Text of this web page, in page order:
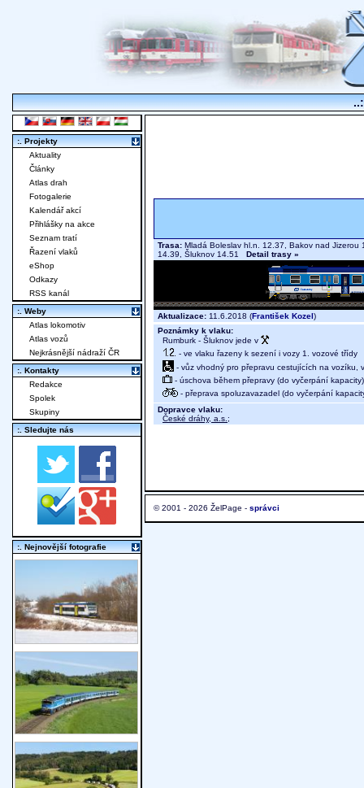
Trasa: Mladá Boleslav hl.n. 12.37, Bakov nad
14.39, Šluknov 14.51 Detail trasy »
Aktualizace: 11.6.2018 (František Kozel)
Poznámky k vlaku:
Rumburk - Šluknov jede v
- ve vlaku řazeny k sezení i vozy 1. vozové třídy
- vůz vhodný pro přepravu cestujících na vozíku,
- úschova během přepravy (do vyčerpání kapacity)
- přeprava spoluzavazadel (do vyčerpání
Dopravce vlaku:
České dráhy, a.s. ;
© 2001 - 2026 ŽelPage - správci
:. Projekty
Aktuality
Články
Atlas drah
Fotogalerie
Kalendář akcí
Přihlášky na akce
Seznam tratí
Řazení vlaků
eShop
Odkazy
RSS kanál
:. Weby
Atlas lokomotiv
Atlas vozů
Nejkrásnější nádraží ČR
:. Kontakty
Redakce
Spolek
Skupiny
:. Sledujte nás
:. Nejnovější fotografie